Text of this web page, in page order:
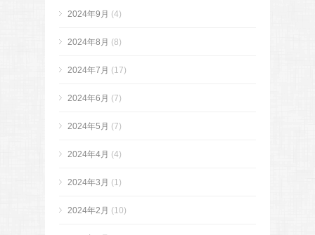
2024年9月 (4)
2024年8月 (8)
2024年7月 (17)
2024年6月 (7)
2024年5月 (7)
2024年4月 (4)
2024年3月 (1)
2024年2月 (10)